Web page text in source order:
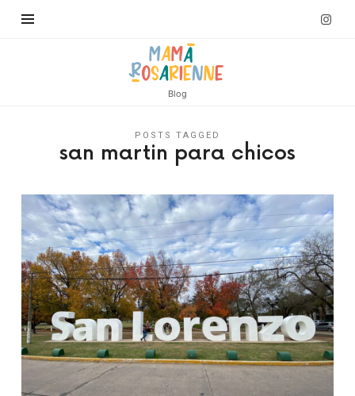
Blog
POSTS TAGGED
san martin para chicos